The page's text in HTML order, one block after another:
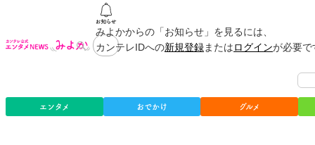
みよかからの「お知らせ」を見るには、
カンテレIDへの新規登録またはログインが必要
エンタメ おでかけ グルメ